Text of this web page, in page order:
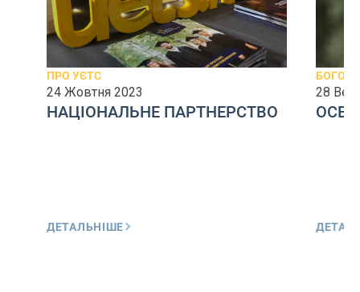
ПРО УЄТС
24 Жовтня 2023
НАЦІОНАЛЬНЕ ПАРТНЕРСТВО
ДЕТАЛЬНІШЕ
28